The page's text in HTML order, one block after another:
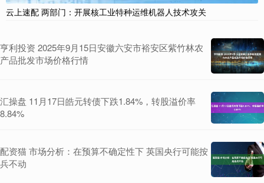
云上速配 两部门：开展核工业特种运维机器人技术攻关
亨利投资 2025年9月15日安徽六安市裕安区紫竹林农
产品批发市场价格行情
汇操盘 11月17日皓元转债下跌1.84%，转股溢价率
8.84%
配资猫 市场分析：在预算不确定性下 英国央行可能按
兵不动